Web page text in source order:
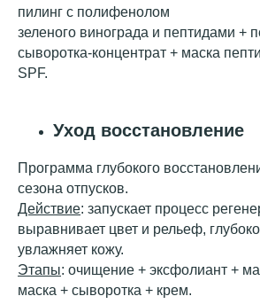
пилинг с полифенолом
зеленого винограда и пептидами +
сыворотка-концентрат + маска
SPF.
Уход восстановление
Программа глубокого
сезона отпусков.
Действие: запускает процесс
выравнивает цвет и рельеф,
увлажняет кожу.
Этапы: очищение + эксфолиант +
маска + сыворотка + крем.